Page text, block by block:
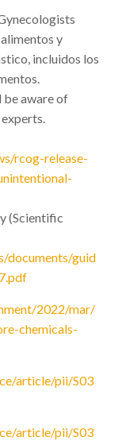
y
incluidos los
be aware of
rcog-release-
(Scientific
documents/guid
2022/mar/
chemicals-
article/pii/S03
article/pii/S03